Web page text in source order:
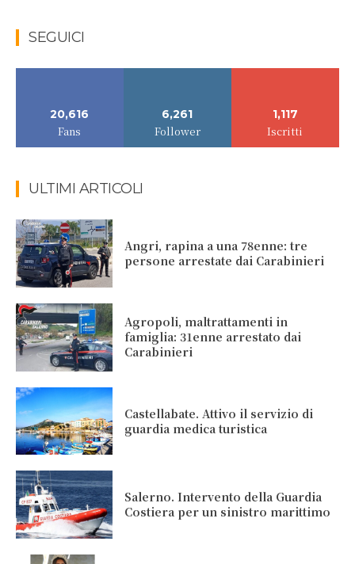
SEGUICI
20,616
Fans
6,261
Follower
1,117
Iscritti
ULTIMI ARTICOLI
Angri, rapina a una 78enne: tre
persone arrestate dai Carabinieri
Agropoli, maltrattamenti in
famiglia: 31enne arrestato dai
Carabinieri
Castellabate. Attivo il servizio di
guardia medica turistica
Salerno. Intervento della Guardia
Costiera per un sinistro marittimo